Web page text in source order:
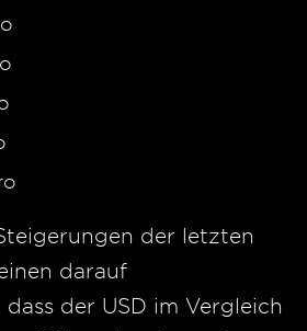
der letzten
darauf
der USD im Vergleich